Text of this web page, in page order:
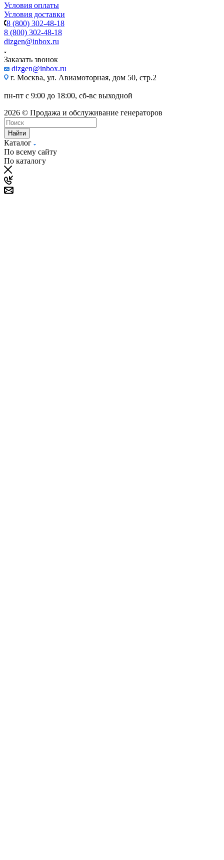
Условия оплаты
Условия доставки
8 (800) 302-48-18
8 (800) 302-48-18
dizgen@inbox.ru
Заказать звонок
dizgen@inbox.ru
г. Москва, ул. Авиамоторная, дом 50, стр.2
пн-пт с 9:00 до 18:00, сб-вс выходной
2026 © Продажа и обслуживание генераторов
Найти
Каталог
По всему сайту
По каталогу